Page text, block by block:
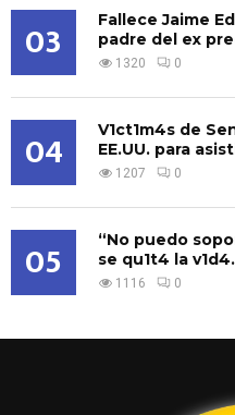
03
Fallece Jaime
padre del ex
1320 0
04
V1ct1m4s de
EE.UU. para
1207 0
05
“No puedo
se qu1t4 la
1116 0